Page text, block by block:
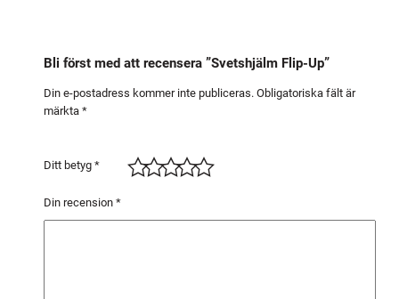
Bli först med att recensera ”Svetshjälm Flip-Up”
Din e-postadress kommer inte publiceras. Obligatoriska fält är
märkta *
Ditt betyg *
Din recension *